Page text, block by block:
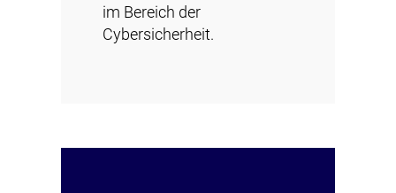
im Bereich der
Cybersicherheit.